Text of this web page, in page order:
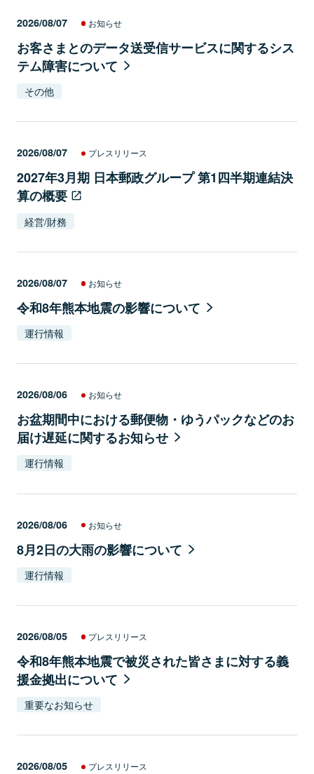
2026/08/07 お知らせ
お客さまとのデータ送受信サービスに関するシス
テム障害について
その他
2026/08/07 プレスリリース
2027年3月期 日本郵政グループ 第1四半期連結決
算の概要
経営/財務
2026/08/07 お知らせ
令和8年熊本地震の影響について
運行情報
2026/08/06 お知らせ
お盆期間中における郵便物・ゆうパックなどのお
届け遅延に関するお知らせ
運行情報
2026/08/06 お知らせ
8月2日の大雨の影響について
運行情報
2026/08/05 プレスリリース
令和8年熊本地震で被災された皆さまに対する義
援金拠出について
重要なお知らせ
2026/08/05 プレスリリース